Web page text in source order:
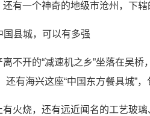
还有一个神奇的地级市沧州，下
不开的“减速机之乡”坐落在吴桥
还有海兴这座“中国东方餐具城”
有火烧，还有远近闻名的工艺玻